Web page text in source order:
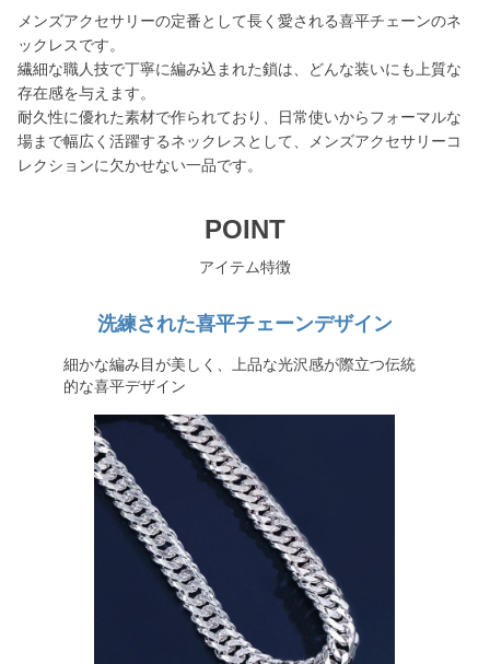
メンズアクセサリーの定番として長く愛される喜平チェーンのネ
ックレスです。
繊細な職人技で丁寧に編み込まれた鎖は、どんな装いにも上質な
存在感を与えます。
耐久性に優れた素材で作られており、日常使いからフォーマルな
場まで幅広く活躍するネックレスとして、メンズアクセサリーコ
レクションに欠かせない一品です。
POINT
アイテム特徴
洗練された喜平チェーンデザイン
細かな編み目が美しく、上品な光沢感が際立つ伝統
的な喜平デザイン